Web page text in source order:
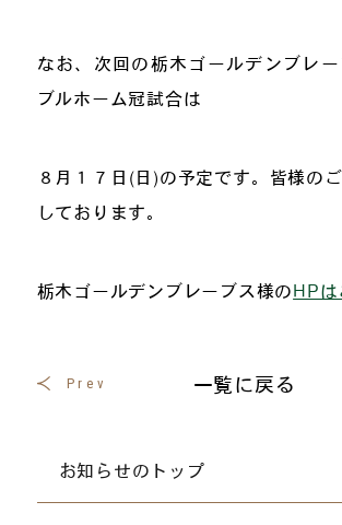
なお、次回の栃木ゴールデンブレ
ブルホーム冠試合は
８月１７日(日)の予定です。皆様の
しております。
栃木ゴールデンブレーブス様のHPは
Prev 一覧に戻る
お知らせのトップ